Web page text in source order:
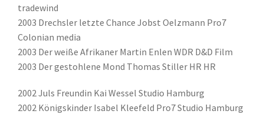
tradewind
2003 Drechsler letzte Chance Jobst Oelzmann Pro7
Colonian media
2003 Der weiße Afrikaner Martin Enlen WDR D&D Film
2003 Der gestohlene Mond Thomas Stiller HR HR
2002 Juls Freundin Kai Wessel Studio Hamburg
2002 Königskinder Isabel Kleefeld Pro7 Studio Hamburg